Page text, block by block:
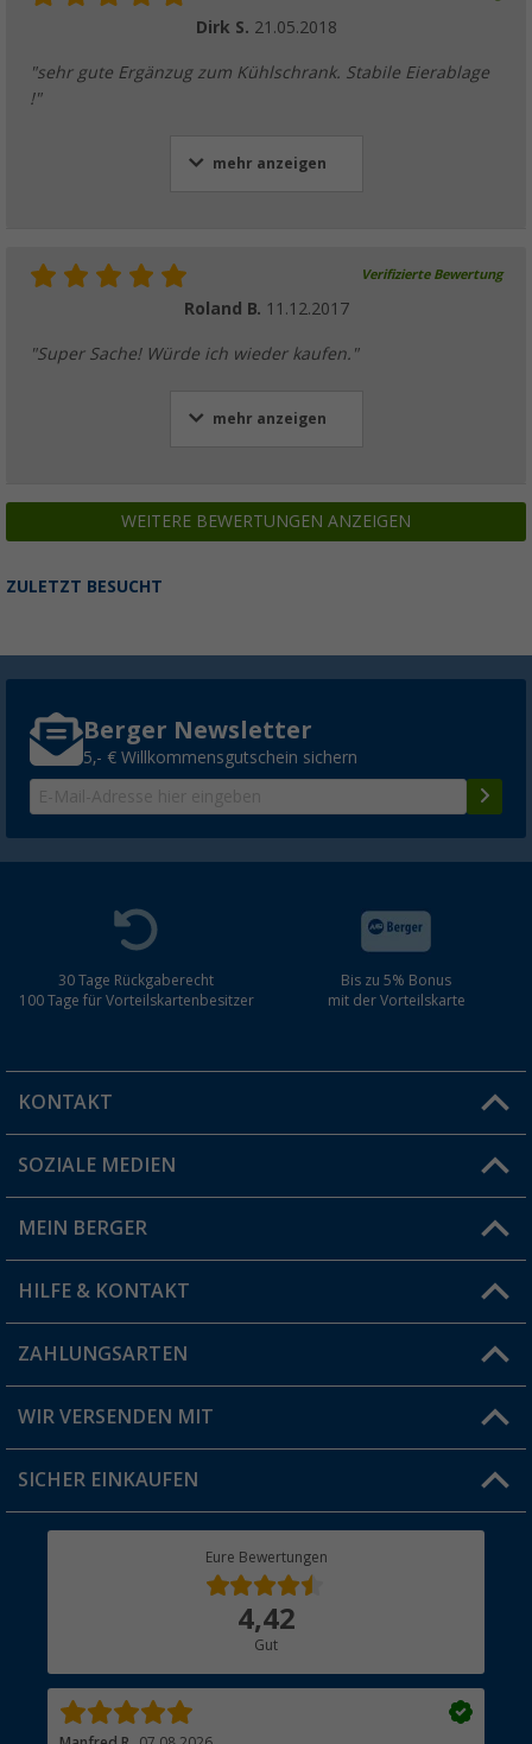
Dirk S. 21.05.2018
"sehr gute Ergänzug zum Kühlschrank. Stabile Eierablage
!"
mehr anzeigen
Verifizierte Bewertung
Roland B. 11.12.2017
"Super Sache! Würde ich wieder kaufen."
mehr anzeigen
WEITERE BEWERTUNGEN ANZEIGEN
ZULETZT BESUCHT
Berger Newsletter
5,- € Willkommensgutschein sichern
30 Tage Rückgaberecht
100 Tage für Vorteilskartenbesitzer
Bis zu 5% Bonus
mit der Vorteilskarte
KONTAKT
Du hast eine Frage?
Filiale finden
SOZIALE MEDIEN
MEIN BERGER
Vorteilskarte
Blog
Jobs & Karriere
HILFE & KONTAKT
FAQ & Kontakt
Versandinformationen
Rücksendung
ZAHLUNGSARTEN
WIR VERSENDEN MIT
SICHER EINKAUFEN
Eure Bewertungen
4,42
Gut